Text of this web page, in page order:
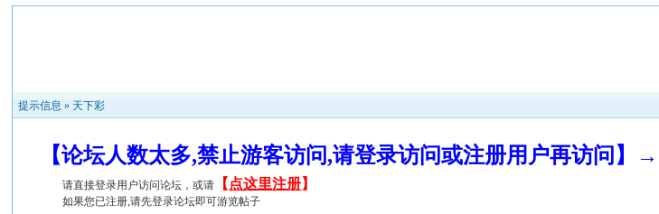
提示信息 » 天下彩
【论坛人数太多,禁止游客访问,请登录访问或注册用户再访问】→
请直接登录用户访问论坛，或请 【 点这里注册】
如果您已注册,请先登录论坛即可游览帖子